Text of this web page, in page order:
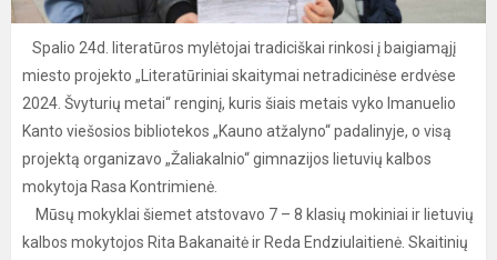
Spalio 24d. literatūros mylėtojai tradiciškai rinkosi į baigiamąjį
miesto projekto „Literatūriniai skaitymai netradicinėse erdvėse
2024. Švyturių metai“ renginį, kuris šiais metais vyko Imanuelio
Kanto viešosios bibliotekos „Kauno atžalyno“ padalinyje, o visą
projektą organizavo „Žaliakalnio“ gimnazijos lietuvių kalbos
mokytoja Rasa Kontrimienė.
Mūsų mokyklai šiemet atstovavo 7 – 8 klasių mokiniai ir lietuvių
kalbos mokytojos Rita Bakanaitė ir Reda Endziulaitienė. Skaitinių